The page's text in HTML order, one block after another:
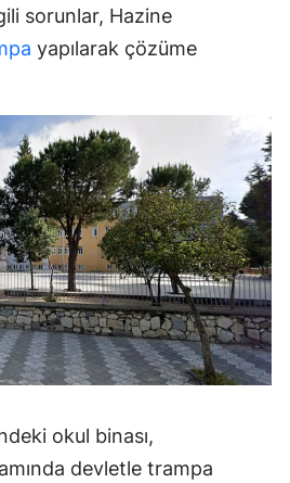
sorunlar, Hazine
yapılarak çözüme
okul binası,
devletle trampa